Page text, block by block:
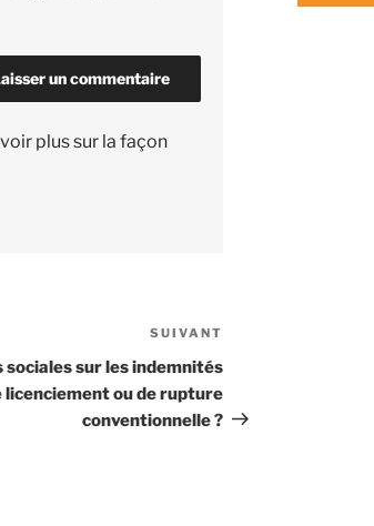
plus sur la façon
SUIVANT
sociales sur les indemnités
licenciement ou de rupture
conventionnelle ?